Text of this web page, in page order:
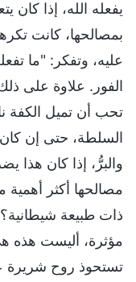
يفعله الله، إذا كان
بمصالحها، كانت
عليه، وتفكر: "ما
الفور. علاوة على
تحب أن تميل الكفة
السلطة، حتى إن
والبرُّ، إذا كان هذا
مصالحها أكثر أهمية
ذات طبيعة شيطانية؟
مؤثرة، أليست هذه
تستحوذ روح شريرة